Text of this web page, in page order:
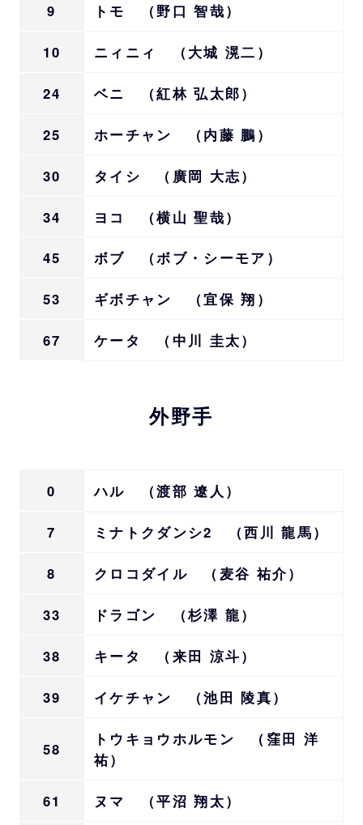
9 トモ （野口 智哉）
10 ニィニィ （大城 滉二）
24 ベニ （紅林 弘太郎）
25 ホーチャン （内藤 鵬）
30 タイシ （廣岡 大志）
34 ヨコ （横山 聖哉）
45 ボブ （ボブ・シーモア）
53 ギボチャン （宜保 翔）
67 ケータ （中川 圭太）
外野手
0 ハル （渡部 遼人）
7 ミナトクダンシ2 （西川 龍馬）
8 クロコダイル （麦谷 祐介）
33 ドラゴン （杉澤 龍）
38 キータ （来田 涼斗）
39 イケチャン （池田 陵真）
58
トウキョウホルモン （窪田 洋
祐）
61 ヌマ （平沼 翔太）